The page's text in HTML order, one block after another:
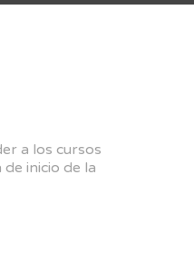
a los cursos
inicio de la